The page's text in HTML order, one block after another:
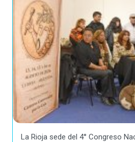
La Rioja sede del 4° Congreso